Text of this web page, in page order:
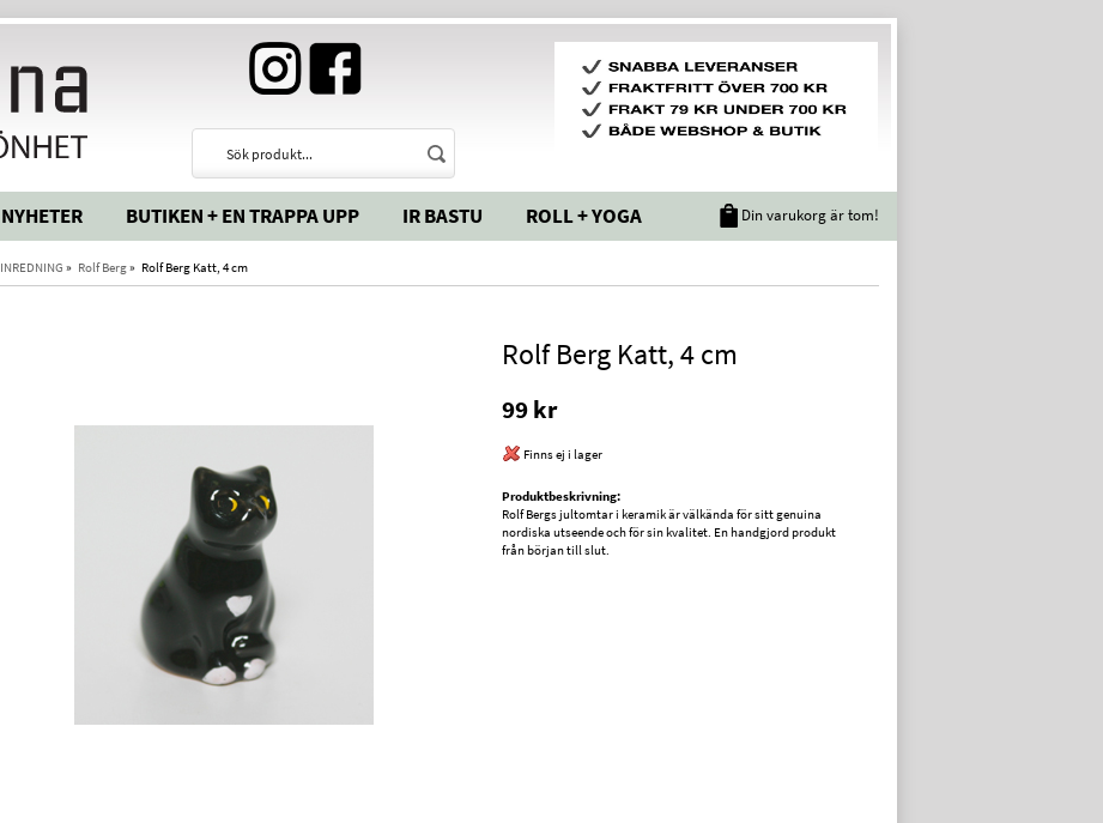
NYHETER BUTIKEN + EN TRAPPA UPP IR BASTU ROLL + YOGA Din varukorg är tom!
INREDNING » Rolf Berg» Rolf Berg Katt, 4 cm
Rolf Berg Katt, 4 cm
99 kr
Finns ej i lager
Produktbeskrivning:
Rolf Bergs jultomtar i keramik är välkända för sitt genuina
nordiska utseende och för sin kvalitet. En handgjord produkt
från början till slut.